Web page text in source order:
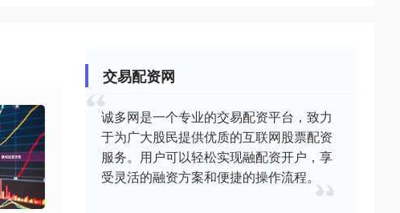
交易配资网
诚多网是一个专业的交易配资平台，致力
于为广大股民提供优质的互联网股票配资
服务。用户可以轻松实现融配资开户，享
受灵活的融资方案和便捷的操作流程。